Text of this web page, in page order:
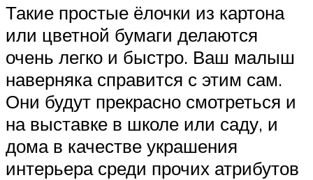
Такие простые ёлочки из картона
или цветной бумаги делаются
очень легко и быстро. Ваш малыш
наверняка справится с этим сам.
Они будут прекрасно смотреться и
на выставке в школе или саду, и
дома в качестве украшения
интерьера среди прочих атрибутов